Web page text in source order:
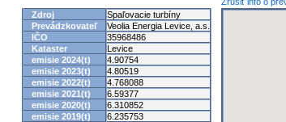
Zdroj
Spaľovacie turbíny
Prevádzkovateľ
Veolia Energia Levice, a.s.
IČO
35968486
Kataster
Levice
emisie 2024(t)
4.90754
emisie 2023(t)
4.80519
emisie 2022(t)
4.768088
emisie 2021(t)
6.59377
emisie 2020(t)
6.310852
emisie 2019(t)
6.235753